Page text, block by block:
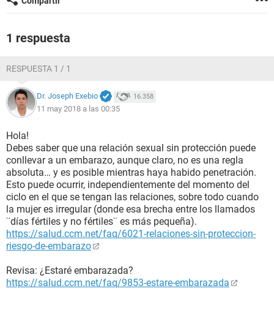
1 respuesta
RESPUESTA 1 / 1
Dr. Joseph Exebio 16.358
11 may 2018 a las 00:35
Hola!
Debes saber que una relación sexual sin protección puede
conllevar a un embarazo, aunque claro, no es una regla
absoluta… y es posible mientras haya habido penetración.
Esto puede ocurrir, independientemente del momento del
ciclo en el que se tengan las relaciones, sobre todo cuando
la mujer es irregular (donde esa brecha entre los llamados
¨días fértiles y no fértiles¨ es más pequeña).
https://salud.ccm.net/faq/6021-relaciones-sin-proteccion-
riesgo-de-embarazo
Revisa: ¿Estaré embarazada?
https://salud.ccm.net/faq/9853-estare-embarazada